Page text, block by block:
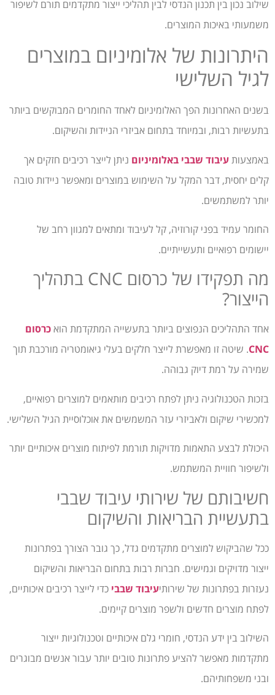
שילוב נכון בין תכנון הנדסי לבין תהליכי ייצור מתקדמים תורם לשיפור
משמעותי באיכות המוצרים.
היתרונות של אלומיניום במוצרים
לגיל השלישי
בשנים האחרונות הפך האלומיניום לאחד החומרים המבוקשים ביותר
בתעשיות רבות, ובמיוחד בתחום אביזרי הניידות והשיקום.
באמצעותעיבוד שבבי באלומיניום ניתן לייצר רכיבים חזקים אך
קלים יחסית, דבר המקל על השימוש במוצרים ומאפשר ניידות טובה
יותר למשתמשים.
החומר עמיד בפני קורוזיה, קל לעיבוד ומתאים למגוון רחב של
יישומים רפואיים ותעשייתיים.
מה תפקידו של כרסום CNC בתהליך
הייצור?
אחד התהליכים הנפוצים ביותר בתעשייה המתקדמת הואכרסום
CNC. שיטה זו מאפשרת לייצר חלקים בעלי גיאומטריה מורכבת תוך
שמירה על רמת דיוק גבוהה.
בזכות הטכנולוגיה ניתן לפתח רכיבים מותאמים למוצרים רפואיים,
למכשירי שיקום ולאביזרי עזר המשמשים את אוכלוסיית הגיל השלישי.
היכולת לבצע התאמות מדויקות תורמת לפיתוח מוצרים איכותיים יותר
ולשיפור חוויית המשתמש.
חשיבותם של שירותי עיבוד שבבי
בתעשיית הבריאות והשיקום
ככל שהביקוש למוצרים מתקדמים גדל, כך גובר הצורך בפתרונות
ייצור מדויקים וגמישים. חברות רבות בתחום הבריאות והשיקום
נעזרות בפתרונות של שירותיעיבוד שבבי כדי לייצר רכיבים איכותיים,
לפתח מוצרים חדשים ולשפר מוצרים קיימים.
השילוב בין ידע הנדסי, חומרי גלם איכותיים וטכנולוגיות ייצור
מתקדמות מאפשר להציע פתרונות טובים יותר עבור אנשים מבוגרים
ובני משפחותיהם.